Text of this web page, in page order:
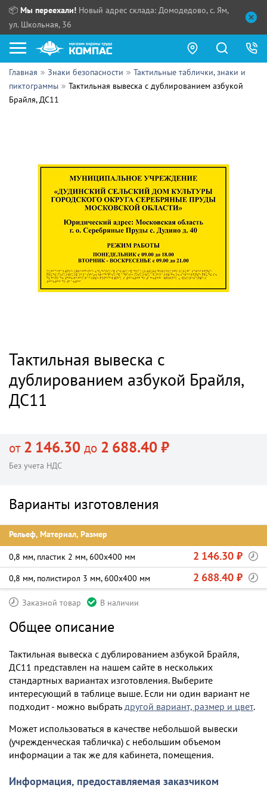
📦 Мы переехали! Новый адрес склада: Домодедово, с. Ям,
ул. Школьная, 36
Как купить?
Прайс-листы
Партнерам
Поставщикам
СБ, ВС:
Выдача продукции:
Главная Знаки безопасности
Тактильные таблички, знаки и
пиктограммы
Тактильная вывеска с дублированием азбукой
Брайля, ДС11
Тактильная вывеска с
дублированием азбукой Брайля,
ДС11
от2 146.30 до 2 688.40 ₽
Без учета НДС
Варианты изготовления
Рельеф, Материал, Размер
0,8 мм, пластик 2 мм, 600х400 мм 2 146.30 ₽
0,8 мм, полистирол 3 мм, 600х400 мм 2 688.40 ₽
Заказной товар В наличии
Общее описание
Тактильная вывеска с дублированием азбукой Брайля,
ДС11 представлен на нашем сайте в нескольких
стандартных вариантах изготовления. Выберите
интересующий в таблице выше. Если ни один вариант не
подходит - можно выбрать другой вариант, размер и цвет.
Может использоваться в качестве небольшой вывески
(учрежденческая табличка) с небольшим объемом
информации а так же для кабинета, помещения.
Информация, предоставляемая заказчиком